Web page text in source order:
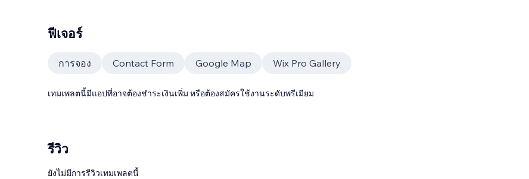
ฟีเจอร์
การจอง Contact Form Google Map Wix Pro Gallery
เทมเพลตนี้มีแอปที่อาจต้องชำระเงินเพิ่ม หรือต้องสมัครใช้งานระดับพรีเมียม
รีวิว
ยังไม่มีการรีวิวเทมเพลตนี้